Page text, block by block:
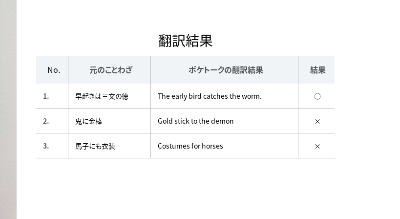
翻訳結果
No. 元のことわざ ポケトークの翻訳結果 結果
1. 早起きは三文の徳 The early bird catches the worm. ○
2. 鬼に金棒 Gold stick to the demon ×
3. 馬子にも衣装 Costumes for horses ×